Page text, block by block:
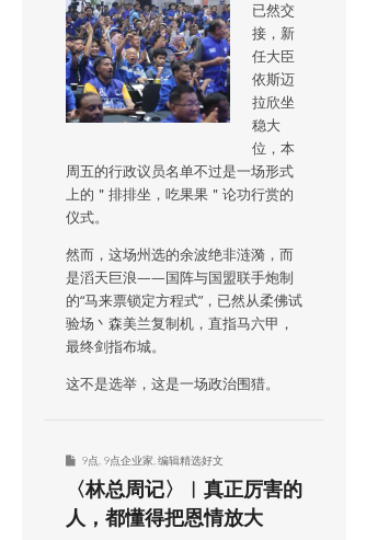
已然交
接，新
任大臣
依斯迈
拉欣坐
稳大
位，本
周五的行政议员名单不过是一场形式
上的＂排排坐，吃果果＂论功行赏的
仪式。
然而，这场州选的余波绝非涟漪，而
是滔天巨浪——国阵与国盟联手炮制
的“马来票锁定方程式”，已然从柔佛试
验场丶森美兰复制机，直指马六甲，
最终剑指布城。
这不是选举，这是一场政治围猎。
9点 9点企业家 编辑精选好文
〈林总周记〉︱真正厉害的
人，都懂得把恩情放大